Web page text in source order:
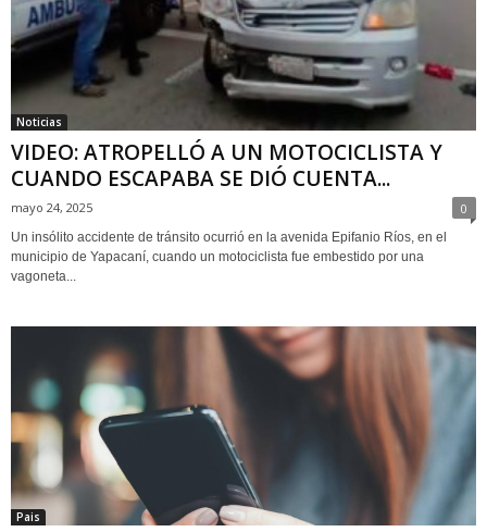
Noticias
VIDEO: ATROPELLÓ A UN MOTOCICLISTA Y
CUANDO ESCAPABA SE DIÓ CUENTA...
mayo 24, 2025 0
Un insólito accidente de tránsito ocurrió en la avenida Epifanio Ríos, en el
municipio de Yapacaní, cuando un motociclista fue embestido por una
vagoneta...
Pais